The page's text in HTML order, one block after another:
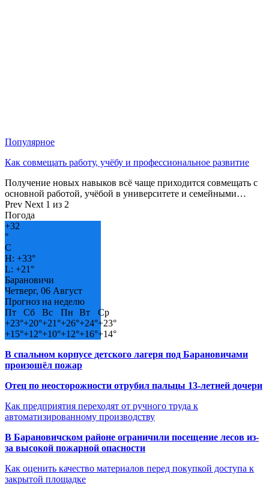
Популярное
Как совмещать работу, учёбу и профессиональное развитие
Получение новых навыков всё чаще приходится совмещать с
основной работой, учёбой в университете и семейными…
Prev Next 1 из 2
Погода
+32
°
C
H: +33°
L: +21°
Барановичи
Четверг, 06 Август
Прогноз на неделю
Пт
Сб Вс Пн Вт
Ср
+23°+20°+21°+26°+24°+23°
+15°+12°+10°+12°+16°+14°
В спальном корпусе детского лагеря под Барановичами
произошёл пожар
Отец по неосторожности отрубил пальцы 13-летней дочери
Как предприятия переходят от ручного труда к
автоматизированному производству
В Барановичском районе ограничили посещение лесов из-
за высокой пожарной опасности
Как оценить качество материалов перед покупкой доступа к
закрытой площадке